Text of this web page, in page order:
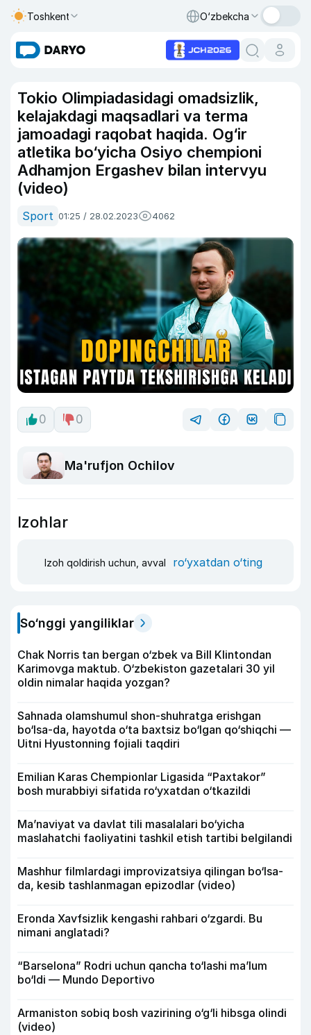
Toshkent O‘zbekcha
Tokio Olimpiadasidagi omadsizlik,
kelajakdagi maqsadlari va terma
jamoadagi raqobat haqida. Og‘ir
atletika bo‘yicha Osiyo chempioni
Adhamjon Ergashev bilan intervyu
(video)
Sport 01:25 / 28.02.2023 4062
0 0
Ma'rufjon Ochilov
Izohlar
Izoh qoldirish uchun, avval ro‘yxatdan o‘ting
So‘nggi yangiliklar
Chak Norris tan bergan o‘zbek va Bill Klintondan
Karimovga maktub. O‘zbekiston gazetalari 30 yil
oldin nimalar haqida yozgan?
Sahnada olamshumul shon-shuhratga erishgan
bo‘lsa-da, hayotda o‘ta baxtsiz bo‘lgan qo‘shiqchi —
Uitni Hyustonning fojiali taqdiri
Emilian Karas Chempionlar Ligasida “Paxtakor”
bosh murabbiyi sifatida ro‘yxatdan o‘tkazildi
Ma’naviyat va davlat tili masalalari bo‘yicha
maslahatchi faoliyatini tashkil etish tartibi belgilandi
Mashhur filmlardagi improvizatsiya qilingan bo‘lsa-
da, kesib tashlanmagan epizodlar (video)
Eronda Xavfsizlik kengashi rahbari o‘zgardi. Bu
nimani anglatadi?
“Barselona” Rodri uchun qancha to‘lashi ma’lum
bo‘ldi — Mundo Deportivo
Armaniston sobiq bosh vazirining o‘g‘li hibsga olindi
(video)